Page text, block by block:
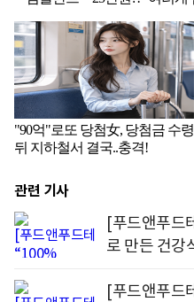
관련 기사
[푸드앤푸드
로 만든 건강
[푸드앤푸드